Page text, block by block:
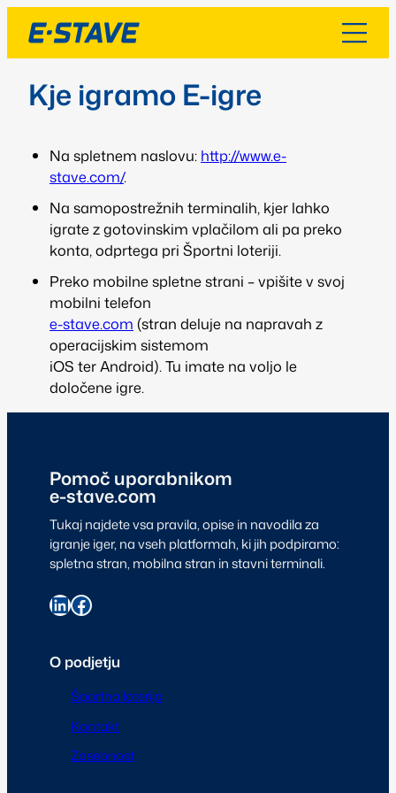
Kje igramo E-igre
Na spletnem naslovu: http://www.e-
stave.com/.
Na samopostrežnih terminalih, kjer lahko
igrate z gotovinskim vplačilom ali pa preko
konta, odprtega pri Športni loteriji.
Preko mobilne spletne strani – vpišite v svoj
mobilni telefon
e-stave.com (stran deluje na napravah z
operacijskim sistemom
iOS ter Android). Tu imate na voljo le
določene igre.
Pomoč uporabnikom
e-stave.com
Tukaj najdete vsa pravila, opise in navodila za
igranje iger, na vseh platformah, ki jih podpiramo:
spletna stran, mobilna stran in stavni terminali.
O podjetju
Športna loterija
Kontakt
Zasebnost